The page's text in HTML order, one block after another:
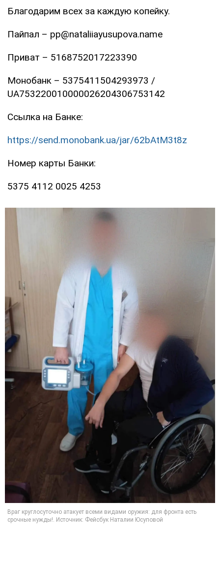
Благодарим всех за каждую копейку.
Пайпал – pp@nataliiayusupova.name
Приват – 5168752017223390
Монобанк – 5375411504293973 /
UA753220010000026204306753142
Ссылка на Банке:
https://send.monobank.ua/jar/62bAtM3t8z
Номер карты Банки:
5375 4112 0025 4253